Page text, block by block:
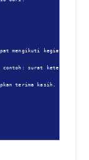
mengikuti kegiatan
surat keterangan
terima kasih.